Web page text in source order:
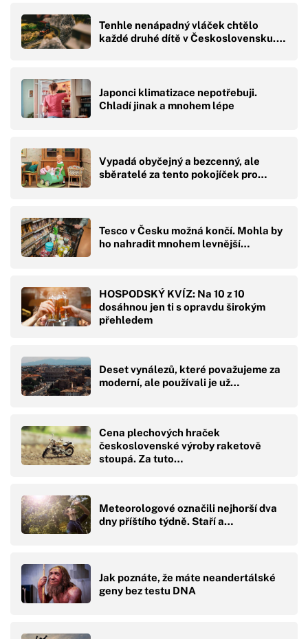
Tenhle nenápadný vláček chtělo
každé druhé dítě v Československu.…
Japonci klimatizace nepotřebuji.
Chladí jinak a mnohem lépe
Vypadá obyčejný a bezcenný, ale
sběratelé za tento pokojíček pro…
Tesco v Česku možná končí. Mohla by
ho nahradit mnohem levnější…
HOSPODSKÝ KVÍZ: Na 10 z 10
dosáhnou jen ti s opravdu širokým
přehledem
Deset vynálezů, které považujeme za
moderní, ale používali je už…
Cena plechových hraček
československé výroby raketově
stoupá. Za tuto…
Meteorologové označili nejhorší dva
dny příštího týdně. Staří a…
Jak poznáte, že máte neandertálské
geny bez testu DNA